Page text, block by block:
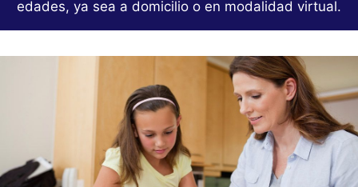
edades, ya sea a domicilio o en modalidad virtual.